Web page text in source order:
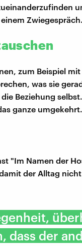
Zwiegespräch.
zum Beispiel
was sie
Beziehung
ganze umgekehrt.
"Im Namen der
der Alltag
dass der